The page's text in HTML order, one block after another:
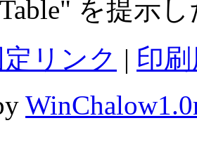
を提示
定リンク | 印